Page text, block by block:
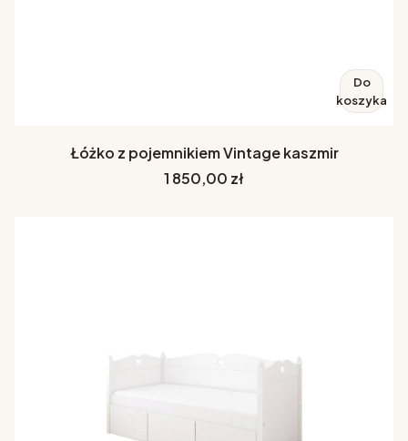
Do
koszyka
Łóżko z pojemnikiem Vintage kaszmir
Cena
1 850,00 zł